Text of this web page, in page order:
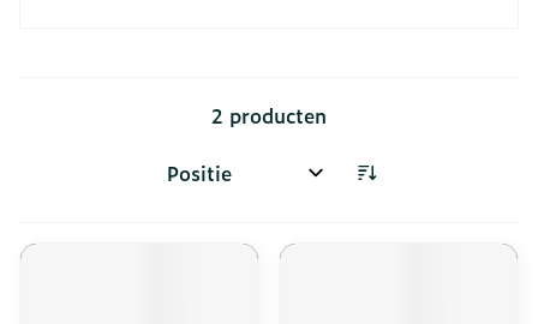
2 producten
Sorteer op: